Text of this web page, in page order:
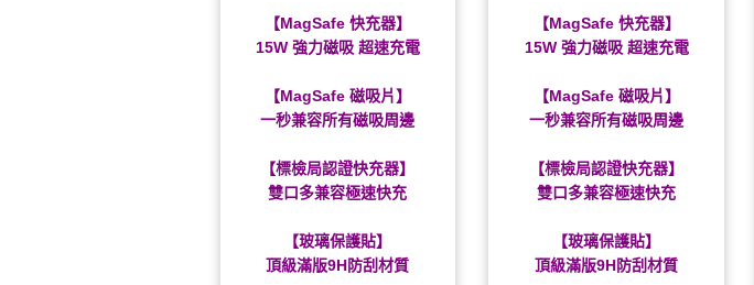
【MagSafe 快充器】
15W 強力磁吸 超速充電
【MagSafe 磁吸片】
一秒兼容所有磁吸周邊
【標檢局認證快充器】
雙口多兼容極速快充
【玻璃保護貼】
頂級滿版9H防刮材質
【MagSafe 快充器】
15W 強力磁吸 超速充電
【MagSafe 磁吸片】
一秒兼容所有磁吸周邊
【標檢局認證快充器】
雙口多兼容極速快充
【玻璃保護貼】
頂級滿版9H防刮材質